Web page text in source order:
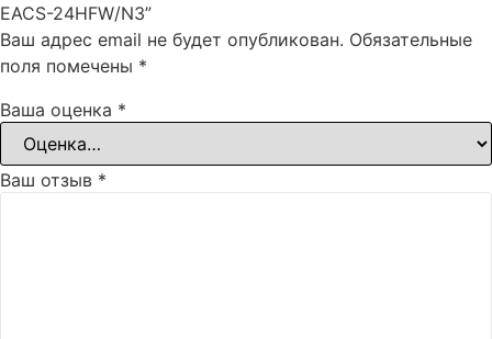
EACS-24HFW/N3”
Ваш адрес email не будет опубликован. Обязательные
поля помечены *
Ваша оценка *
Ваш отзыв *